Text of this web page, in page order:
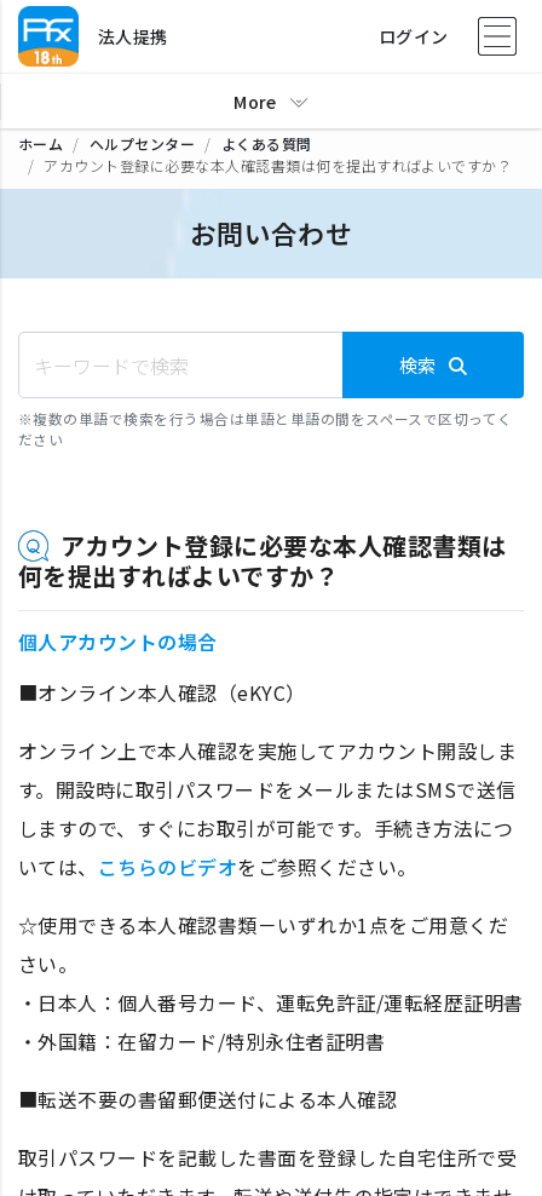
法人提携 ログイン
More
ホーム ヘルプセンター
よくある質問
アカウント登録に必要な本人確認書類は何を提出すればよいですか？
お問い合わせ
検索
※複数の単語で検索を行う場合は単語と単語の間をスペースで区切ってく
ださい
アカウント登録に必要な本人確認書類は
何を提出すればよいですか？
個人アカウントの場合
■オンライン本人確認（eKYC）
オンライン上で本人確認を実施してアカウント開設しま
す。開設時に取引パスワードをメールまたはSMSで送信
しますので、すぐにお取引が可能です。手続き方法につ
いては、 こちらのビデオをご参照ください。
☆使用できる本人確認書類－いずれか1点をご用意くだ
さい。
・日本人：個人番号カード、運転免許証/運転経歴証明書
・外国籍：在留カード/特別永住者証明書
■転送不要の書留郵便送付による本人確認
取引パスワードを記載した書面を登録した自宅住所で受